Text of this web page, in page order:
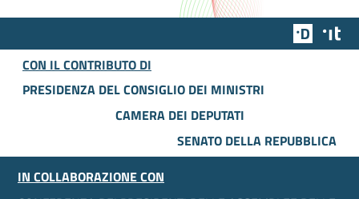
Team
CON IL CONTRIBUTO DI
PRESIDENZA DEL CONSIGLIO DEI MINISTRI
CAMERA DEI DEPUTATI
SENATO DELLA REPUBBLICA
IN COLLABORAZIONE CON